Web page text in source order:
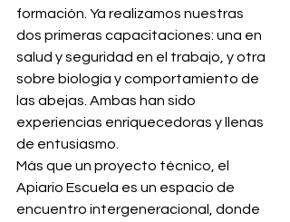
formación. Ya realizamos nuestras
dos primeras capacitaciones: una en
salud y seguridad en el trabajo, y otra
sobre biología y comportamiento de
las abejas. Ambas han sido
experiencias enriquecedoras y llenas
de entusiasmo.
Más que un proyecto técnico, el
Apiario Escuela es un espacio de
encuentro intergeneracional, donde